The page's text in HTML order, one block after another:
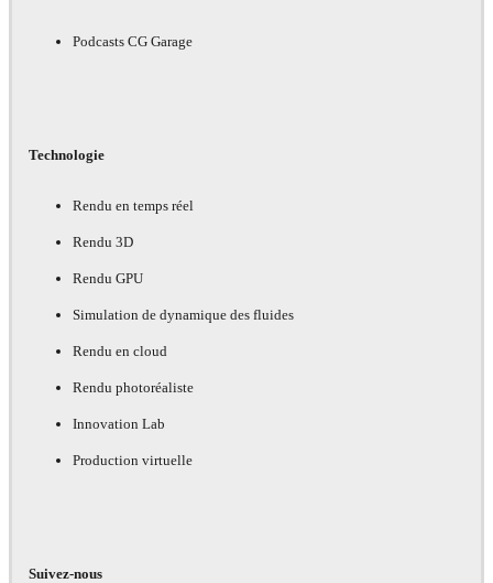
Podcasts CG Garage
Technologie
Rendu en temps réel
Rendu 3D
Rendu GPU
Simulation de dynamique des fluides
Rendu en cloud
Rendu photoréaliste
Innovation Lab
Production virtuelle
Suivez-nous